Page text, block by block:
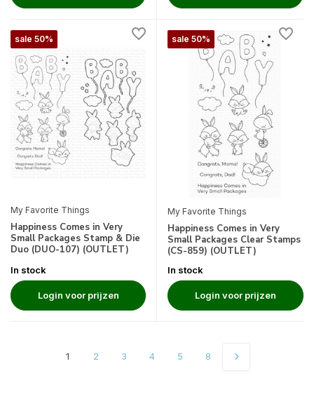
sale 50%
My Favorite Things
Happiness Comes in Very
Small Packages Stamp & Die
Duo (DUO-107) (OUTLET)
In stock
Login voor prijzen
sale 50%
My Favorite Things
Happiness Comes in Very
Small Packages Clear Stamps
(CS-859) (OUTLET)
In stock
Login voor prijzen
1 2 3 4 5 8